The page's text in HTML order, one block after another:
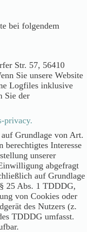
bei folgendem
Str. 57, 56410
Sie unsere Website
Logfiles inklusive
Sie der
privacy.
Grundlage von Art.
Interesse
unserer
abgefragt
auf Grundlage
25 Abs. 1 TDDDG,
von Cookies oder
des Nutzers (z.
TDDDG umfasst.